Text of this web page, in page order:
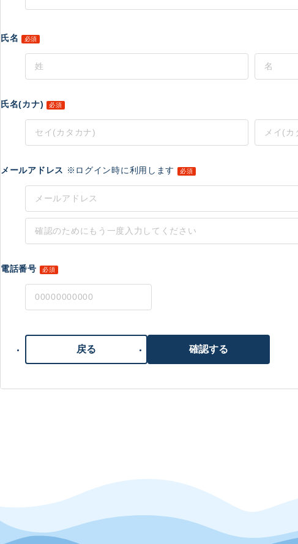
氏名 必須
氏名(カナ) 必須
メールアドレス ※ログイン時に利用します 必須
電話番号 必須
戻る 確認する